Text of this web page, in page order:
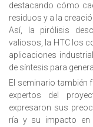
destacando cómo
residuos y a la
Así, la pirólisis
valiosos, la HTC los
aplicaciones
de síntesis para
El seminario también
expertos del
expresaron sus
ría y su impacto en